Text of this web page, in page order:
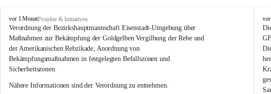
O
s
l
i
p
vor 1 MonatProjekte & Initiativen
Verordnung der Bezirkshauptmannschaft Eisenstadt-Umgebung über
Maßnahmen zur Bekämpfung der Goldgelben Vergilbung der Rebe und
der Amerikanischen Rebzikade; Anordnung von
Bekämpfungsmaßnahmen in festgelegten Befallszonen und
Sicherheitszonen.
Nähere Informationen sind der Verordnung zu entnehmen.
O
s
l
i
p